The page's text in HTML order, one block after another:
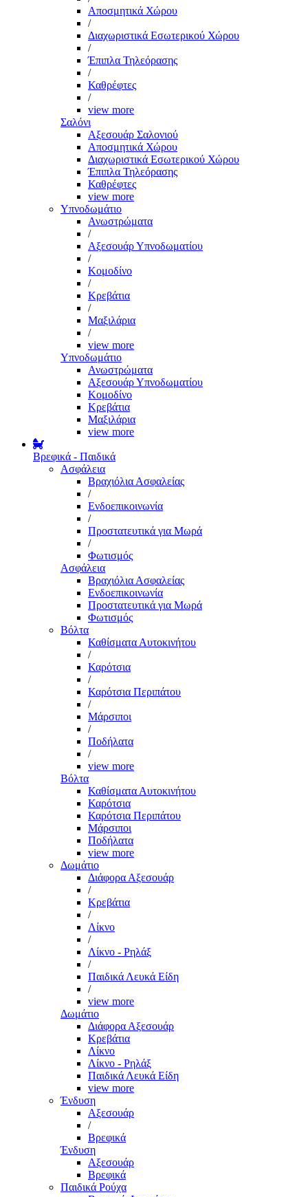
Αποσμητικά Χώρου
/
Διαχωριστικά Εσωτερικού Χώρου
/
Έπιπλα Τηλεόρασης
/
Καθρέφτες
/
view more
Σαλόνι
Αξεσουάρ Σαλονιού
Αποσμητικά Χώρου
Διαχωριστικά Εσωτερικού Χώρου
Έπιπλα Τηλεόρασης
Καθρέφτες
view more
Υπνοδωμάτιο
Ανωστρώματα
/
Αξεσουάρ Υπνοδωματίου
/
Κομοδίνο
/
Κρεβάτια
/
Μαξιλάρια
/
view more
Υπνοδωμάτιο
Ανωστρώματα
Αξεσουάρ Υπνοδωματίου
Κομοδίνο
Κρεβάτια
Μαξιλάρια
view more
Βρεφικά - Παιδικά
Ασφάλεια
Βραχιόλια Ασφαλείας
/
Ενδοεπικοινωνία
/
Προστατευτικά για Μωρά
/
Φωτισμός
Ασφάλεια
Βραχιόλια Ασφαλείας
Ενδοεπικοινωνία
Προστατευτικά για Μωρά
Φωτισμός
Βόλτα
Καθίσματα Αυτοκινήτου
/
Καρότσια
/
Καρότσια Περιπάτου
/
Μάρσιποι
/
Ποδήλατα
/
view more
Βόλτα
Καθίσματα Αυτοκινήτου
Καρότσια
Καρότσια Περιπάτου
Μάρσιποι
Ποδήλατα
view more
Δωμάτιο
Διάφορα Αξεσουάρ
/
Κρεβάτια
/
Λίκνο
/
Λίκνο - Ρηλάξ
/
Παιδικά Λευκά Είδη
/
view more
Δωμάτιο
Διάφορα Αξεσουάρ
Κρεβάτια
Λίκνο
Λίκνο - Ρηλάξ
Παιδικά Λευκά Είδη
view more
Ένδυση
Αξεσουάρ
/
Βρεφικά
Ένδυση
Αξεσουάρ
Βρεφικά
Παιδικά Ρούχα